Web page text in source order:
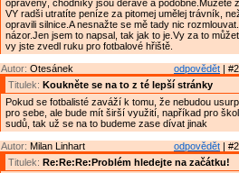
opravený, chodníky jsou děravé a podobně.Můžete
VY radši utratíte peníze za pitomej umělej trávník,
opravili silnice.A nesnažte se mě tady nic
názor.Jen jsem to napsal, tak jak to je.Vy za to
vy jste zvedl ruku pro fotbalové hřiště.
odpovědět |
Autor: Otesánek
Titulek: Koukněte se na to z té lepší stránky
Pokud se fotbalisté zaváží k tomu, že nebudou
pro sebe, ale bude mít širší využití, napříkad pro
sudů, tak už se na to budeme zase dívat jinak
odpovědět |
Autor: Milan Linhart
Titulek: Re:Re:Re:Problém hledejte na začátku!